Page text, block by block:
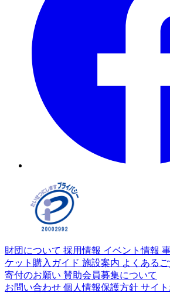
財団について 採用情報 イベント情報
ケット購入ガイド 施設案内 よくある
寄付のお願い 賛助会員募集について
お問い合わせ 個人情報保護方針 サイ